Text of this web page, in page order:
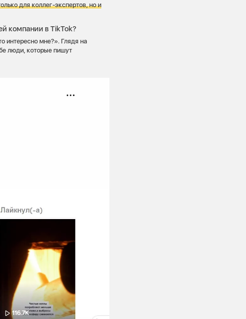
для коллег-экспертов, но и
компании в TikTok?
интересно мне?». Глядя на
люди, которые пишут